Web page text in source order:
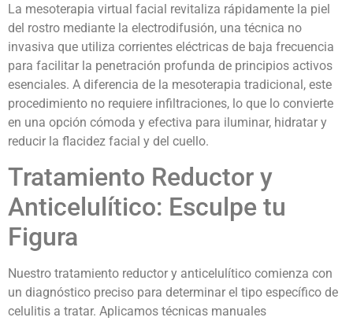
La mesoterapia virtual facial revitaliza rápidamente la piel
del rostro mediante la electrodifusión, una técnica no
invasiva que utiliza corrientes eléctricas de baja frecuencia
para facilitar la penetración profunda de principios activos
esenciales. A diferencia de la mesoterapia tradicional, este
procedimiento no requiere infiltraciones, lo que lo convierte
en una opción cómoda y efectiva para iluminar, hidratar y
reducir la flacidez facial y del cuello.
Tratamiento Reductor y
Anticelulítico: Esculpe tu
Figura
Nuestro tratamiento reductor y anticelulítico comienza con
un diagnóstico preciso para determinar el tipo específico de
celulitis a tratar. Aplicamos técnicas manuales